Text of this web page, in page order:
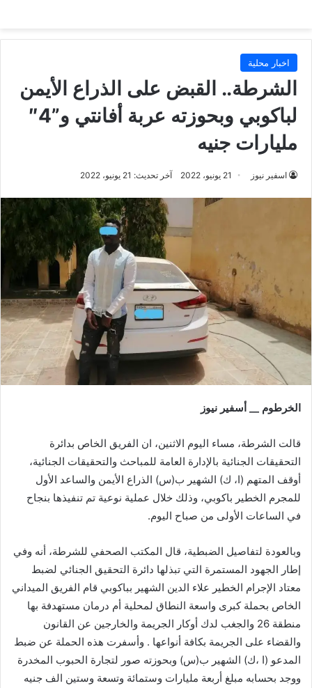
اخبار محلية
الشرطة.. القبض على الذراع الأيمن
لباكوبي وبحوزته عربة أفانتي و”4″
مليارات جنيه
اسفير نيوز 21 يونيو، 2022 آخر تحديث: 21 يونيو، 2022
الخرطوم __ أسفير نيوز
قالت الشرطة، مساء اليوم الاثنين، ان الفريق الخاص بدائرة
التحقيقات الجنائية بالإدارة العامة للمباحث والتحقيقات الجنائية،
أوقف المتهم (ا، ك) الشهير ب(س) الذراع الأيمن والساعد الأول
للمجرم الخطير باكوبي، وذلك خلال عملية نوعية تم تنفيذها بنجاح
في الساعات الأولى من صباح اليوم.
وبالعودة لتفاصيل الضبطية، قال المكتب الصحفي للشرطة، أنه وفي
إطار الجهود المستمرة التي تبذلها دائرة التحقيق الجنائي لضبط
معتاد الإجرام الخطير علاء الدين الشهير بباكوبي قام الفريق الميداني
الخاص بحملة كبرى واسعة النطاق لمحلية أم درمان مستهدفة بها
منطقة 26 والجغب لدك أوكار الجريمة والخارجين عن القانون
والقضاء على الجريمة بكافة أنواعها . وأسفرت هذه الحملة عن ضبط
المدعو (ا ،ك) الشهير ب(س) وبحوزته صور لتجارة الحبوب المخدرة
ووجد بحسابه مبلغ أربعة مليارات وستمائة وتسعة وستين الف جنيه